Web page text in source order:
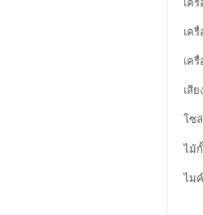
เค
เค
เค
เสี
โซ
ไม้
ไม